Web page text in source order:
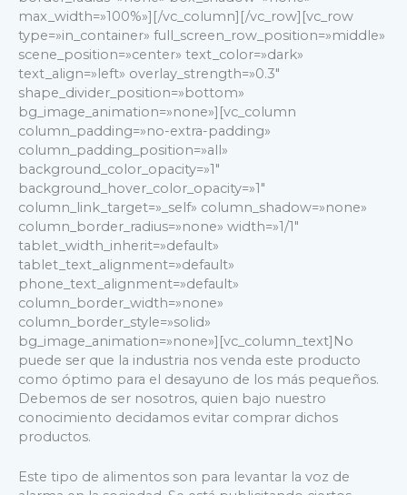
max_width=»100%»][/vc_column][/vc_row][vc_row
type=»in_container» full_screen_row_position=»middle»
scene_position=»center» text_color=»dark»
text_align=»left» overlay_strength=»0.3″
shape_divider_position=»bottom»
bg_image_animation=»none»][vc_column
column_padding=»no-extra-padding»
column_padding_position=»all»
background_color_opacity=»1″
background_hover_color_opacity=»1″
column_link_target=»_self» column_shadow=»none»
column_border_radius=»none» width=»1/1″
tablet_width_inherit=»default»
tablet_text_alignment=»default»
phone_text_alignment=»default»
column_border_width=»none»
column_border_style=»solid»
bg_image_animation=»none»][vc_column_text]No
puede ser que la industria nos venda este producto
como óptimo para el desayuno de los más pequeños.
Debemos de ser nosotros, quien bajo nuestro
conocimiento decidamos evitar comprar dichos
productos.
Este tipo de alimentos son para levantar la voz de